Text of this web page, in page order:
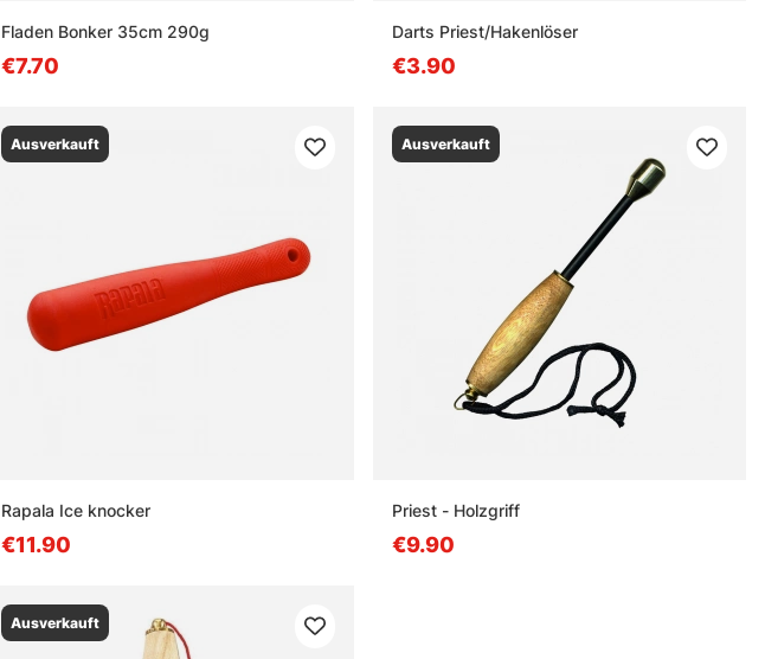
Fladen Bonker 35cm 290g
€7.70
Darts Priest/Hakenlöser
€3.90
Ausverkauft
Rapala Ice knocker
€11.90
Ausverkauft
Priest - Holzgriff
€9.90
Ausverkauft